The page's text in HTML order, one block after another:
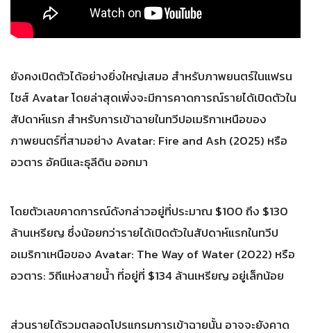
ยังคงเปิดตัวได้อย่างยิ่งใหญ่เสมอ สำหรับภาพยนตร์ในแฟรน
ไชส์ Avatar โดยล่าสุดเพิ่งจะมีการคาดการณ์รายได้เปิดตัวใน
สัปดาห์แรก สำหรับการเข้าฉายในทวีปอเมริกาเหนือของ
ภาพยนตร์ที่สามอย่าง Avatar: Fire and Ash (2025) หรือ
อวตาร อัคนีและธุลีดิน ออกมา
โดยตัวเลขคาดการณ์ดังกล่าวอยู่ที่ประมาณ $100 ถึง $130
ล้านเหรียญ ซึ่งน้อยกว่ารายได้เปิดตัวในสัปดาห์แรกในทวีป
อเมริกาเหนือของ Avatar: The Way of Water (2022) หรือ
อวตาร: วิถีแห่งสายน้ำ ที่อยู่ที่ $134 ล้านเหรียญ อยู่เล็กน้อย
ส่วนรายได้รวมตลอดโปรแกรมการเข้าฉายนั้น อาจจะยังคาด